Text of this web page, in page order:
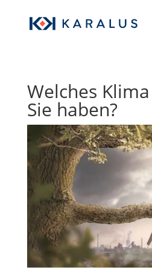
Welches
Sie haben?